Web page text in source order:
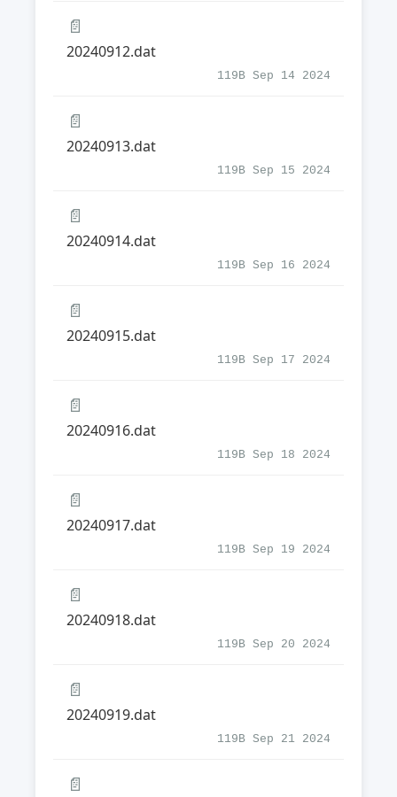
📄
20240912.dat
119B Sep 14 2024
📄
20240913.dat
119B Sep 15 2024
📄
20240914.dat
119B Sep 16 2024
📄
20240915.dat
119B Sep 17 2024
📄
20240916.dat
119B Sep 18 2024
📄
20240917.dat
119B Sep 19 2024
📄
20240918.dat
119B Sep 20 2024
📄
20240919.dat
119B Sep 21 2024
📄